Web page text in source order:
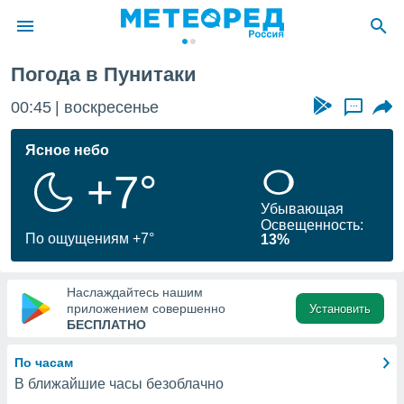
о
Вы можете
к этому
доступ
Погода в Пунитаки
00:45 воскресенье ...
Ясное небо
+7°
По ощущениям +7°
Убывающая
Освещенность:
13%
Наслаждайтесь нашим
приложением совершенно
БЕСПЛАТНО
Установить
По часам
В ближайшие часы безоблачно